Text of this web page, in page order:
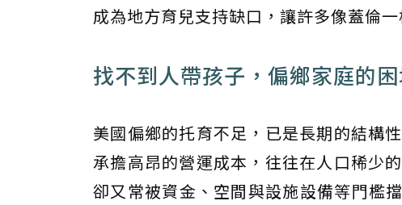
成為地方育兒支持缺口，讓許多像蓋倫
找不到人帶孩子，偏鄉家庭的
美國偏鄉的托育不足，已是長期的結構
承擔高昂的營運成本，往往在人口稀少
卻又常被資金、空間與設施設備等門